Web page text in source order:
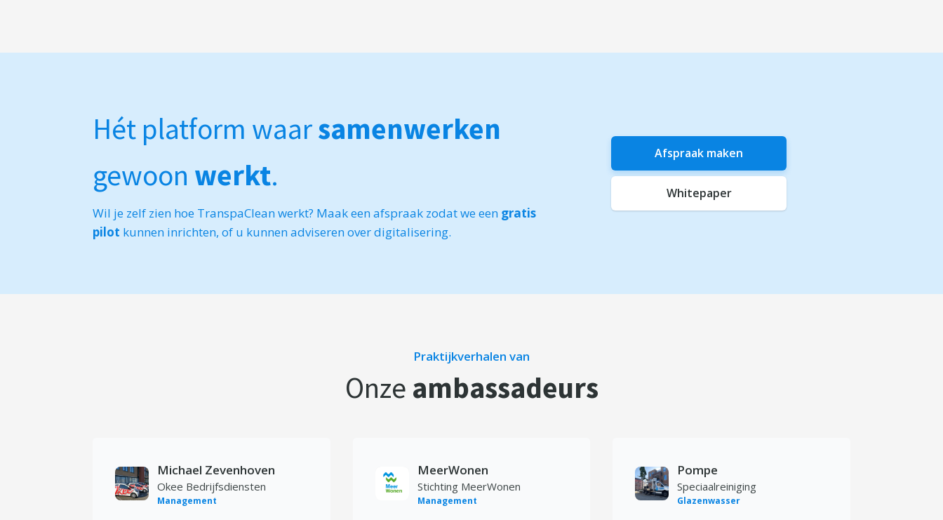
Hét platform waarsamenwerken
gewoon werkt.
Wil je zelf zien hoe TranspaClean werkt? Maak een afspraak zodat we een gratis
pilot kunnen inrichten, of u kunnen adviseren over digitalisering.
Afspraak maken
Whitepaper
Praktijkverhalen van
Onze ambassadeurs
Michael Zevenhoven
Okee Bedrijfsdiensten
Management
MeerWonen
Stichting MeerWonen
Management
Pompe
Speciaalreiniging
Glazenwasser